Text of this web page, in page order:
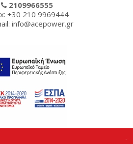
2109966555
+30 210 9969444
info@acepower.gr